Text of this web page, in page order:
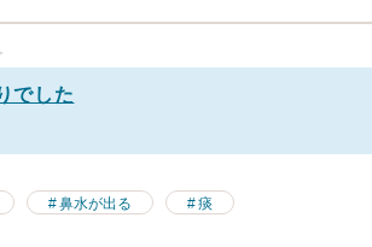
でした
鼻水が出る 痰